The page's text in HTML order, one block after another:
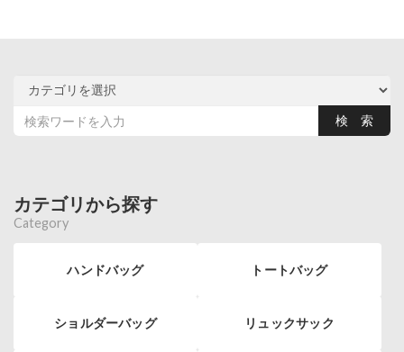
カテゴリから探す
Category
ハンドバッグ トートバッグ
ショルダーバッグ リュックサック